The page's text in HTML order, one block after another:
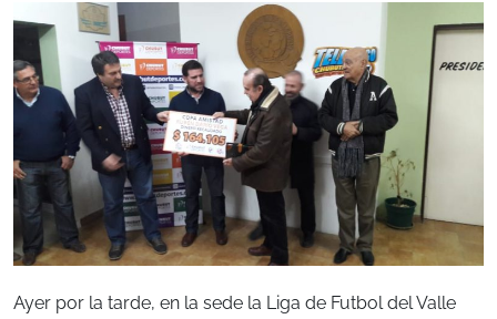
Ayer por la tarde, en la sede la Liga de Futbol del Valle